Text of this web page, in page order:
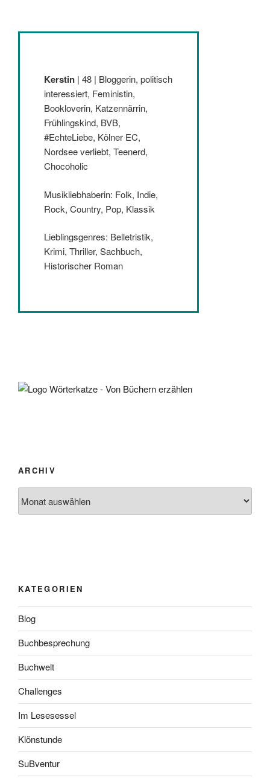
Kerstin | 48 | Bloggerin, politisch
interessiert, Feministin,
Bookloverin, Katzennärrin,
Frühlingskind, BVB,
#EchteLiebe, Kölner EC,
Nordsee verliebt, Teenerd,
Chocoholic
Musikliebhaberin: Folk, Indie,
Rock, Country, Pop, Klassik
Lieblingsgenres: Belletristik,
Krimi, Thriller, Sachbuch,
Historischer Roman
ARCHIV
KATEGORIEN
Blog
Buchbesprechung
Buchwelt
Challenges
Im Lesesessel
Klönstunde
SuBventur